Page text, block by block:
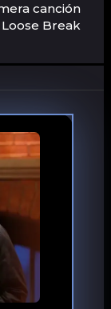
canción
Break